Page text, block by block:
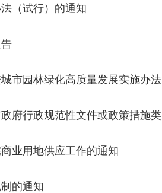
（试行）的通知
市园林绿化高质量发展实施办法
府行政规范性文件或政策措施类
业用地供应工作的通知
的通知